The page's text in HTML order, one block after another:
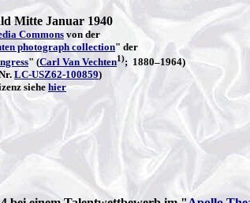
Mitte Januar 1940
Commonsvon der
photograph collection" der
" (Carl Van Vechten1); 1880–1964)
LC-USZ62-100859)
siehe hier